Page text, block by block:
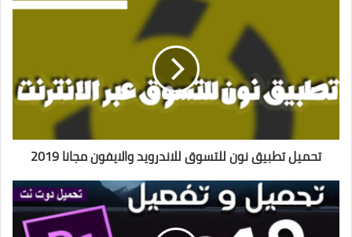
تحميل تطبيق نون للتسوق للاندرويد والايفون مجانا 2019